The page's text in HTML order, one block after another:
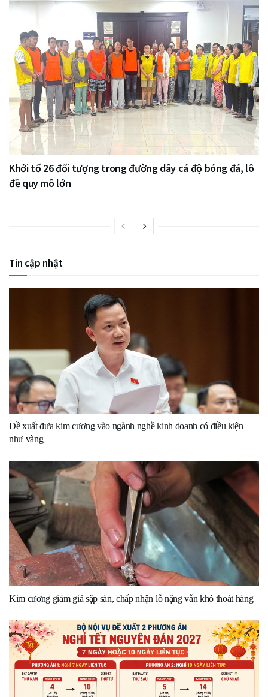
Khởi tố 26 đối tượng trong đường dây cá độ bóng đá, lô
đề quy mô lớn
Tin cập nhật
Đề xuất đưa kim cương vào ngành nghề kinh doanh có điều kiện
như vàng
Kim cương giảm giá sập sàn, chấp nhận lỗ nặng vẫn khó thoát hàng